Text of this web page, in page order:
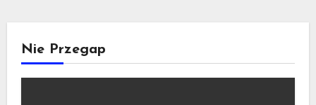
Nie Przegap